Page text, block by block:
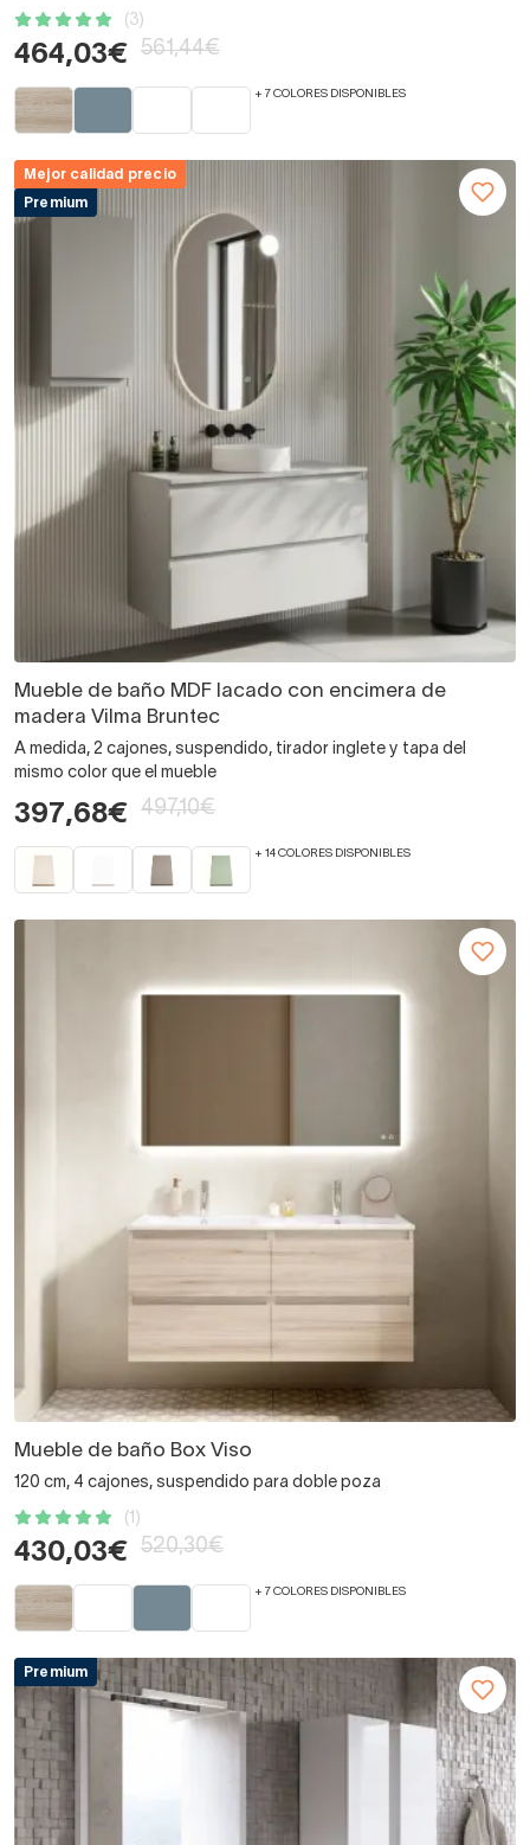
(3)
464,03€ 561,44€
+ 7 COLORES DISPONIBLES
Mejor calidad precio
Premium
Mueble de baño MDF lacado con encimera de
madera Vilma Bruntec
A medida, 2 cajones, suspendido, tirador inglete y tapa del
mismo color que el mueble
397,68€ 497,10€
+ 14 COLORES DISPONIBLES
Mueble de baño Box Viso
120 cm, 4 cajones, suspendido para doble poza
(1)
430,03€ 520,30€
+ 7 COLORES DISPONIBLES
Premium